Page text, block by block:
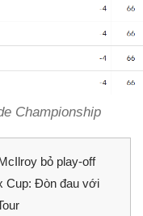
Championship
bỏ play-off
Cup: Đòn đau với